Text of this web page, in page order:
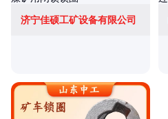
济宁佳硕工矿设备有限公司